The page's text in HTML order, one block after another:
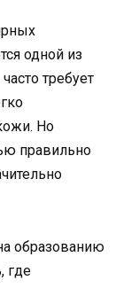
одной из
требует
Но
правильно
образованию
где